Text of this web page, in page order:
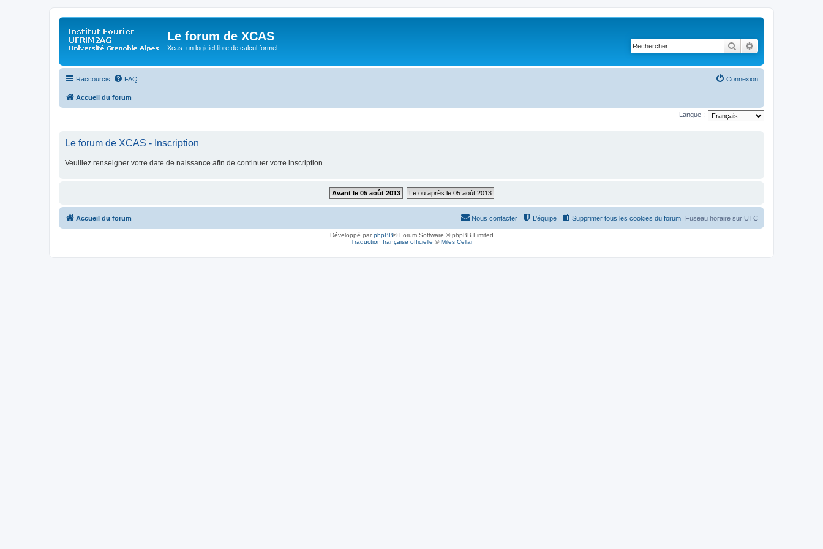
Le forum de XCAS
Xcas: un logiciel libre de calcul formel Rechercher
Raccourcis FAQ Connexion
Accueil du forum
Langue :
Le forum de XCAS - Inscription
Veuillez renseigner votre date de naissance afin de continuer votre inscription.
Avant le 05 août 2013 Le ou après le 05 août 2013
Accueil du forum Fuseau horaire sur UTC
Supprimer tous les cookies du forum
L’équipe
Nous contacter
Développé parphpBB® Forum Software © phpBB Limited
Traduction française officielle ©Miles Cellar